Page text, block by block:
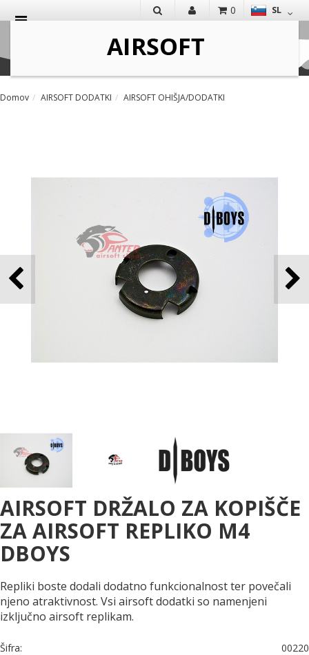
SL
0
Domov AIRSOFT DODATKI AIRSOFT OHIŠJA/DODATKI
AIRSOFT DRŽALO ZA KOPIŠČE
ZA AIRSOFT REPLIKO M4
DBOYS
Repliki boste dodali dodatno funkcionalnost ter povečali
njeno atraktivnost. Vsi airsoft dodatki so namenjeni
izključno airsoft replikam.
Šifra:
00220